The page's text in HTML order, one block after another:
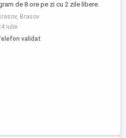
de 8 ore pe zi cu 2 zile libere.
atractiv.
Brasov
iulie
validat